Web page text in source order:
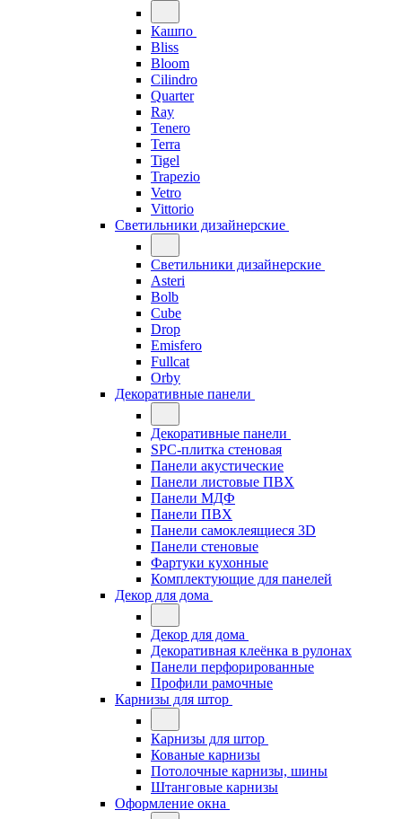
Кашпо
Bliss
Bloom
Cilindro
Quarter
Ray
Tenero
Terra
Tigel
Trapezio
Vetro
Vittorio
Светильники дизайнерские
Светильники дизайнерские
Asteri
Bolb
Cube
Drop
Emisfero
Fullcat
Orby
Декоративные панели
Декоративные панели
SPC-плитка стеновая
Панели акустические
Панели листовые ПВХ
Панели МДФ
Панели ПВХ
Панели самоклеящиеся 3D
Панели стеновые
Фартуки кухонные
Комплектующие для панелей
Декор для дома
Декор для дома
Декоративная клеёнка в рулонах
Панели перфорированные
Профили рамочные
Карнизы для штор
Карнизы для штор
Кованые карнизы
Потолочные карнизы, шины
Штанговые карнизы
Оформление окна